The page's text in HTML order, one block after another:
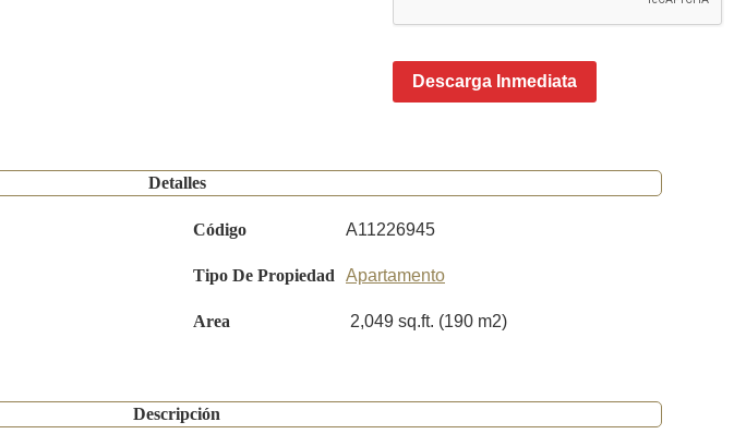
Descarga Inmediata
Detalles
Código A11226945
Tipo De Propiedad Apartamento
Area 2,049 sq.ft. (190 m2)
Descripción